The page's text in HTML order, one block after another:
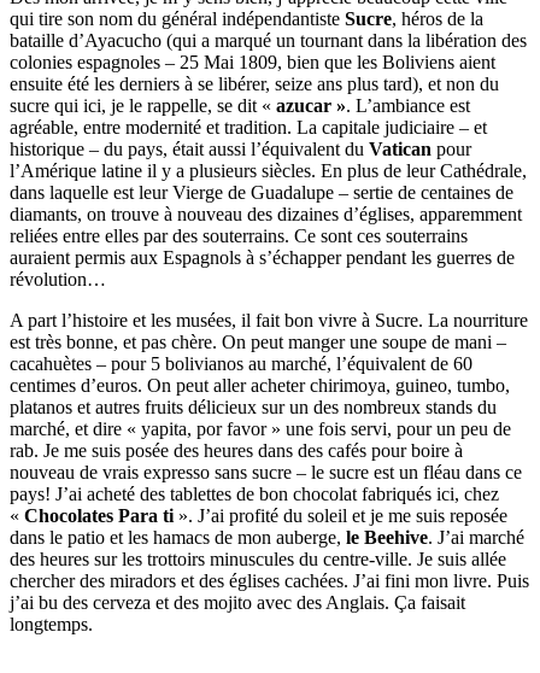
qui tire son nom du général indépendantiste Sucre, héros de la
bataille d’Ayacucho (qui a marqué un tournant dans la libération des
colonies espagnoles – 25 Mai 1809, bien que les Boliviens aient
ensuite été les derniers à se libérer, seize ans plus tard), et non du
sucre qui ici, je le rappelle, se dit « azucar ». L’ambiance est
agréable, entre modernité et tradition. La capitale judiciaire – et
historique – du pays, était aussi l’équivalent du Vatican pour
l’Amérique latine il y a plusieurs siècles. En plus de leur Cathédrale,
dans laquelle est leur Vierge de Guadalupe – sertie de centaines de
diamants, on trouve à nouveau des dizaines d’églises, apparemment
reliées entre elles par des souterrains. Ce sont ces souterrains
auraient permis aux Espagnols à s’échapper pendant les guerres de
révolution…
A part l’histoire et les musées, il fait bon vivre à Sucre. La nourriture
est très bonne, et pas chère. On peut manger une soupe de mani –
cacahuètes – pour 5 bolivianos au marché, l’équivalent de 60
centimes d’euros. On peut aller acheter chirimoya, guineo, tumbo,
platanos et autres fruits délicieux sur un des nombreux stands du
marché, et dire « yapita, por favor » une fois servi, pour un peu de
rab. Je me suis posée des heures dans des cafés pour boire à
nouveau de vrais expresso sans sucre – le sucre est un fléau dans ce
pays! J’ai acheté des tablettes de bon chocolat fabriqués ici, chez
« Chocolates Para ti». J’ai profité du soleil et je me suis reposée
dans le patio et les hamacs de mon auberge, le Beehive. J’ai marché
des heures sur les trottoirs minuscules du centre-ville. Je suis allée
chercher des miradors et des églises cachées. J’ai fini mon livre. Puis
j’ai bu des cerveza et des mojito avec des Anglais. Ça faisait
longtemps.